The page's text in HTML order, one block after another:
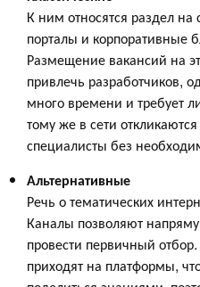
К ним относятся раздел
порталы и корпоративные
Размещение вакансий на
привлечь разработчиков,
много времени и требует
тому же в сети
специалисты без
Альтернативные
Речь о тематических
Каналы позволяют
провести первичный
приходят на платформы,